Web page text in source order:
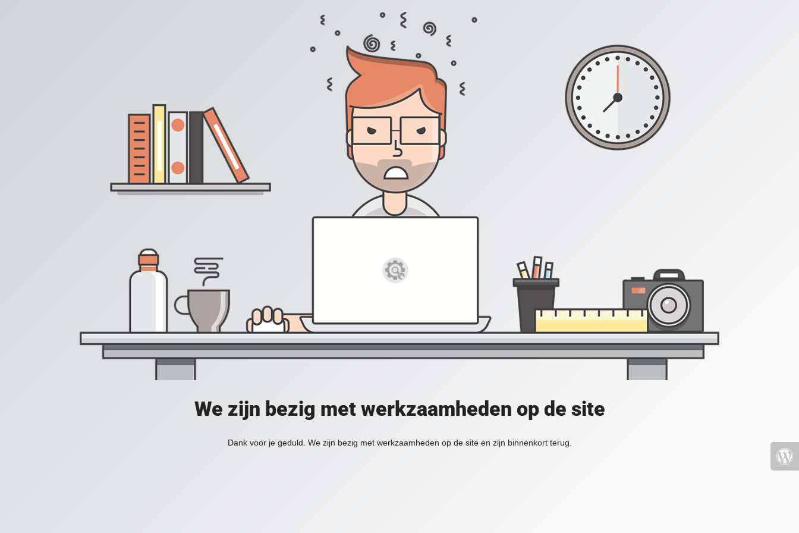
We zijn bezig met werkzaamheden op de site
Dank voor je geduld. We zijn bezig met werkzaamheden op de site en zijn binnenkort terug.